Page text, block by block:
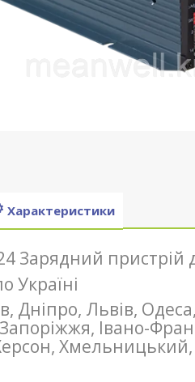
Характеристики
Зарядний пристрій
Україні
Дніпро, Львів,
Івано-
Хмельницький,